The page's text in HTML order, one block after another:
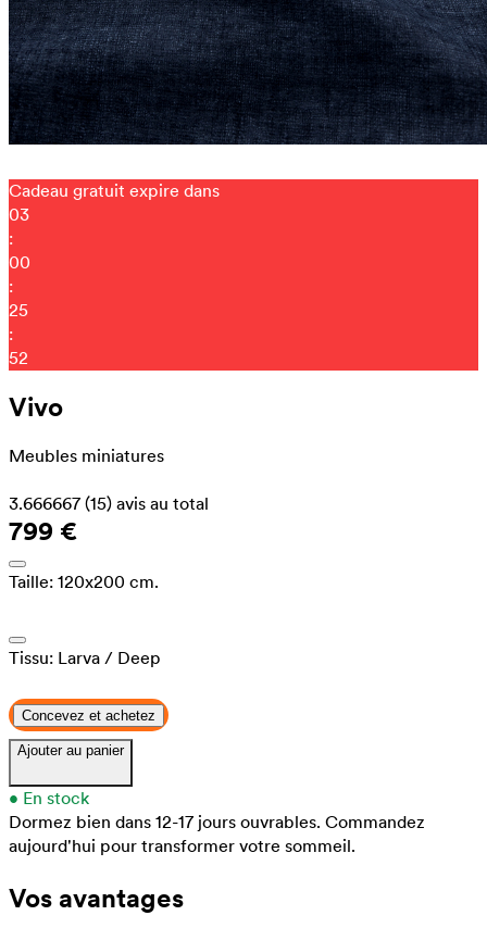
Cadeau gratuit expire dans
03
:
00
:
25
:
44
Vivo
Meubles miniatures
3.666667 (15) avis au total
799 €
Taille: 120x200 cm.
Tissu: Larva / Deep
Concevez et achetez
Ajouter au panier
• En stock
Dormez bien dans 12-17 jours ouvrables. Commandez
aujourd'hui pour transformer votre sommeil.
Vos avantages